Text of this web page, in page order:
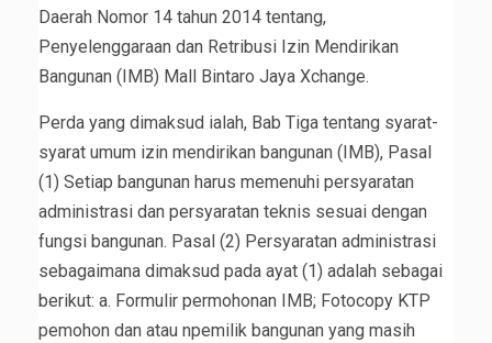
Daerah Nomor 14 tahun 2014 tentang,
Penyelenggaraan dan Retribusi Izin Mendirikan
Bangunan (IMB) Mall Bintaro Jaya Xchange.
Perda yang dimaksud ialah, Bab Tiga tentang syarat-
syarat umum izin mendirikan bangunan (IMB), Pasal
(1) Setiap bangunan harus memenuhi persyaratan
administrasi dan persyaratan teknis sesuai dengan
fungsi bangunan. Pasal (2) Persyaratan administrasi
sebagaimana dimaksud pada ayat (1) adalah sebagai
berikut: a. Formulir permohonan IMB; Fotocopy KTP
pemohon dan atau npemilik bangunan yang masih